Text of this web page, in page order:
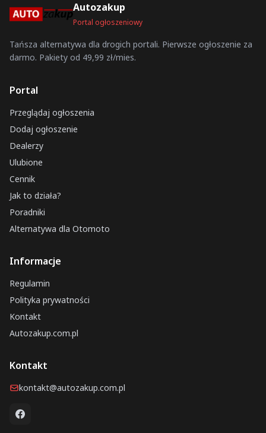
Autozakup
Portal ogłoszeniowy
Tańsza alternatywa dla drogich portali. Pierwsze ogłoszenie za
darmo. Pakiety od 49,99 zł/mies.
Portal
Przeglądaj ogłoszenia
Dodaj ogłoszenie
Dealerzy
Ulubione
Cennik
Jak to działa?
Poradniki
Alternatywa dla Otomoto
Informacje
Regulamin
Polityka prywatności
Kontakt
Autozakup.com.pl
Kontakt
kontakt@autozakup.com.pl